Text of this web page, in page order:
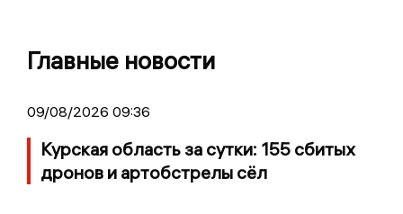
Главные новости
09/08/2026 09:36
Курская область за сутки: 155 сбитых
дронов и артобстрелы сёл